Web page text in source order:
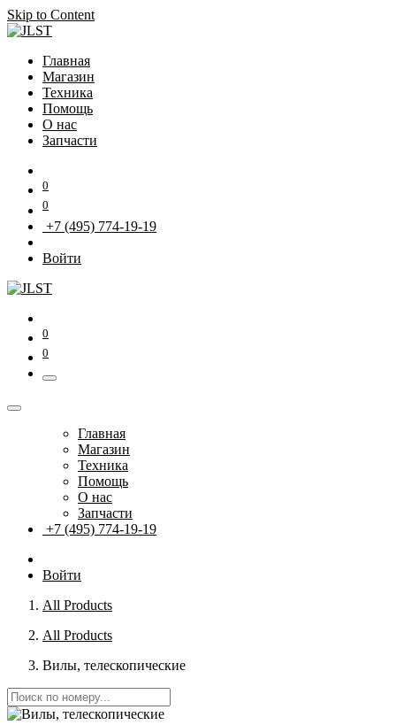
Skip to Content
Главная
Магазин
Техника
Помощь
О нас
Запчасти
0
0
+7 (495) 774-19-19
Войти
0
0
Главная
Магазин
Техника
Помощь
О нас
Запчасти
+7 (495) 774-19-19
Войти
All Products
All Products
Вилы, телескопические